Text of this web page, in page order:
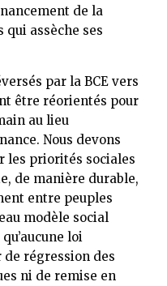
de la
qui assèche ses
par la BCE vers
être réorientés pour
au lieu
Nous devons
les priorités sociales
de manière durable,
entre peuples
modèle social
loi
régression des
ni de remise en